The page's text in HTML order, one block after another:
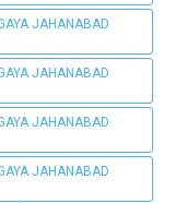
JAHANABAD
JAHANABAD
JAHANABAD
JAHANABAD